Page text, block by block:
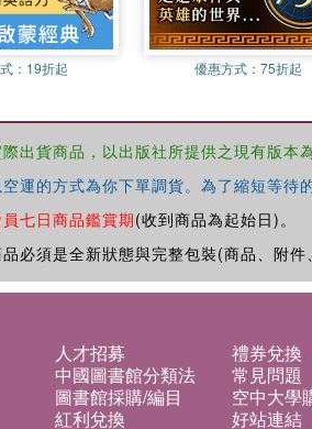
： 19折起 優惠方式：75折起
出貨商品，以出版社所提供之現有版本
運的方式為你下單調貨。為了縮短等
七日商品鑑賞期(收到商品為起始日)。
必須是全新狀態與完整包裝(商品、附件
人才招募 禮券兌換
中國圖書館分類法 常見問題
圖書館採購/編目 空中大學
紅利兌換 好站連結